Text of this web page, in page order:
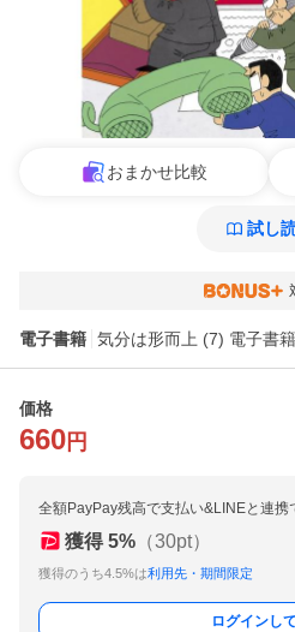
おまかせ比較
試し
電子書籍 気分は形而上 (7) 電子書
価格
660 円
全額PayPay残高で支払い&LINEと連携
獲得 5% （30pt）
獲得のうち4.5%は利用先・期間限定
ログインし